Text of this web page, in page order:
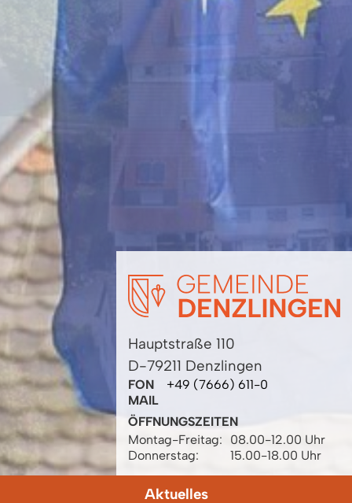
Hauptstraße 110
D-79211 Denzlingen
FON
+49 (7666) 611-0
MAIL
ÖFFNUNGSZEITEN
Montag-Freitag:
08.00-12.00 Uhr
Donnerstag:
15.00-18.00 Uhr
Aktuelles